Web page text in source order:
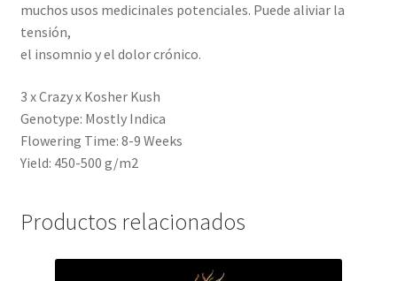
muchos usos medicinales potenciales. Puede aliviar la
tensión,
el insomnio y el dolor crónico.
3 x Crazy x Kosher Kush
Genotype: Mostly Indica
Flowering Time: 8-9 Weeks
Yield: 450-500 g/m2
Productos relacionados